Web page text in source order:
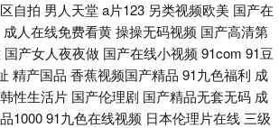
自拍 男人天堂a片123 另类视频欧美 国产在
成人在线免费看黄操操无码视频 国产高清第
国产女人夜夜做 国产在线小视频 91com 91豆
精产国品 香蕉视频国产精品 91九色福利 成
性生活片 国产伦理剧 国产精品无套无码 成
100091九色在线视频 日本伦理片在线 三级